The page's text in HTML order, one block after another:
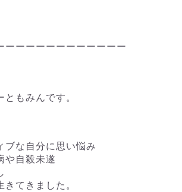
ーーーーーーーーーーーー
もみんです。
ブな自分に思い悩み
や自殺未遂
てきました。